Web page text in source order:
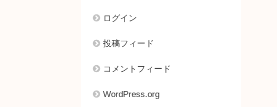
ログイン
投稿フィード
コメントフィード
WordPress.org